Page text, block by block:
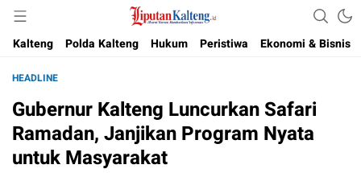
Liputan Kalteng
Akurat, Terpercaya & Independent
Kalteng
Polda Kalteng Hukum Peristiwa Ekonomi & Bisnis
HEADLINE
Gubernur Kalteng Luncurkan Safari
Ramadan, Janjikan Program Nyata
untuk Masyarakat